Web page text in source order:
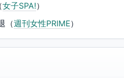
女子SPA!）
（週刊女性PRIME）